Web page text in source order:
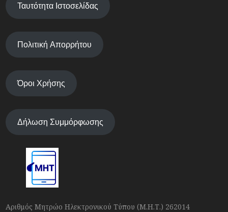
Ταυτότητα Ιστοσελίδας
Πολιτική Απορρήτου
Όροι Χρήσης
Δήλωση Συμμόρφωσης
Αριθμός Μητρώο Ηλεκτρονικού Τύπου (Μ.Η.Τ.) 262014